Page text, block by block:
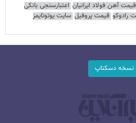
قیمت آهن فولاد ایرانیان اعتبارسنجی بانکی
رادوکو قیمت پروفیل سایت یوتوتایمز
نسخه دسکتاپ